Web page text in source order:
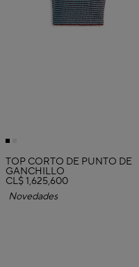
TOP CORTO DE PUNTO DE
GANCHILLO
CL$ 1,625,600
Novedades